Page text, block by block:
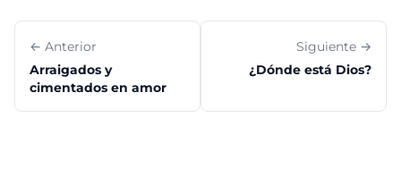
← Anterior
Arraigados y
cimentados en amor
Siguiente →
¿Dónde está Dios?